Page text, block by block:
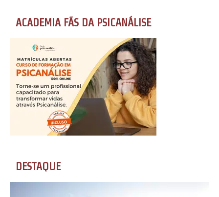
ACADEMIA FÃS DA PSICANÁLISE
DESTAQUE